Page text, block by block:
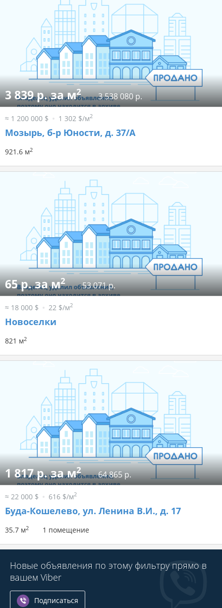
3 839 р. за м2 3 538 080 р.
≈ 1 200 000 $ 1 302 $/м2
Мозырь, б-р Юности, д. 37/А
921.6 м2
65 р. за м2 53 071 р.
≈ 18 000 $ 22 $/м2
Новоселки
821 м2
1 817 р. за м2 64 865 р.
≈ 22 000 $ 616 $/м2
Буда-Кошелево, ул. Ленина В.И., д. 17
35.7 м2 1 помещение
Новые объявления по этому фильтру прямо в
вашем Viber
Подписаться